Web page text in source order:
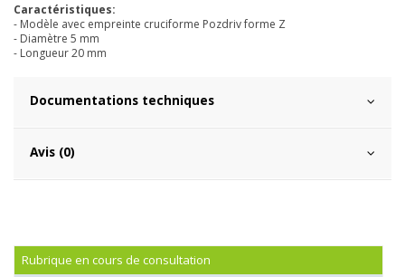
Caractéristiques:
- Modèle avec empreinte cruciforme Pozdriv forme Z
- Diamètre 5 mm
- Longueur 20 mm
Documentations techniques
Avis (0)
Rubrique en cours de consultation